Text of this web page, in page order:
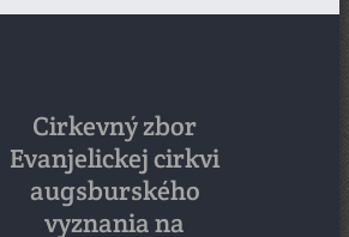
Cirkevný zbor
Evanjelickej cirkvi
augsburského
vyznania na